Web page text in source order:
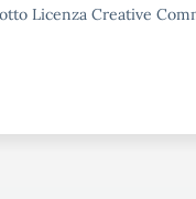
Licenza Creative